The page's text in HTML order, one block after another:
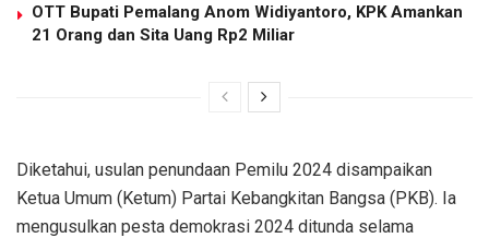
OTT Bupati Pemalang Anom Widiyantoro, KPK Amankan
21 Orang dan Sita Uang Rp2 Miliar
Diketahui, usulan penundaan Pemilu 2024 disampaikan
Ketua Umum (Ketum) Partai Kebangkitan Bangsa (PKB). Ia
mengusulkan pesta demokrasi 2024 ditunda selama